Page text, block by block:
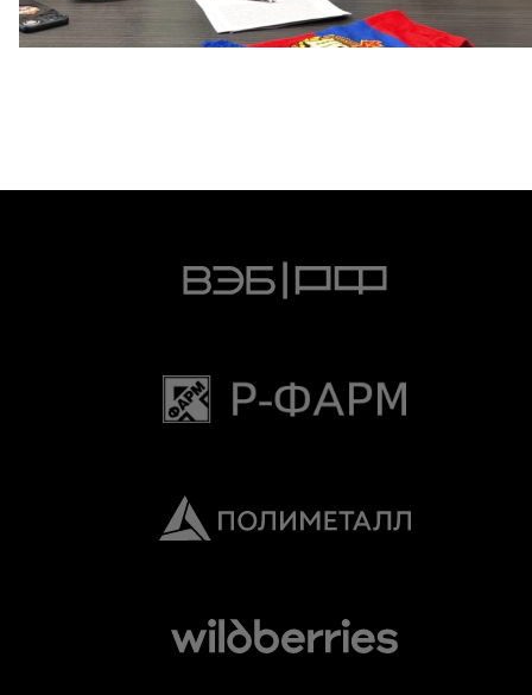
Капитан – с нами!
2 ИЮНЯ 2026 12:55